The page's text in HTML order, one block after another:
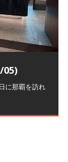
略パー
与とス
05)
に那覇を訪れ
スワ
ンジ
スト
新年の羽田
プー
01)
ク経由でチ